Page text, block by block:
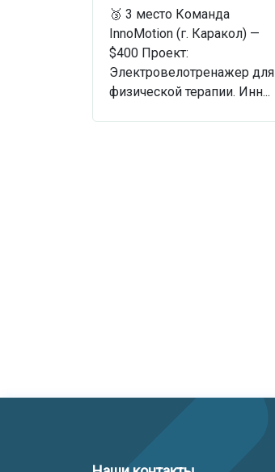
🥉 3 место Команда
InnoMotion (г. Каракол) —
$400 Проект:
Электровелотренажер для
физической терапии. Инн...